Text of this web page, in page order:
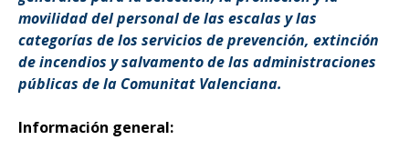
movilidad del personal de las escalas y las
categorías de los servicios de prevención, extinción
de incendios y salvamento de las administraciones
públicas de la Comunitat Valenciana.
Información general: